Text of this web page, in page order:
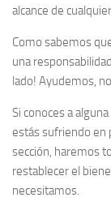
alcance de
Como sabemos
una
lado! Ayudemos,
Si conoces a
estás sufriendo en
sección, haremos
restablecer el
necesitamos.